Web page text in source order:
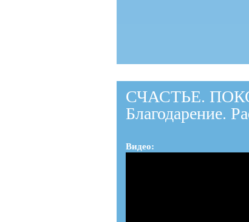
СЧАСТЬЕ.
Благодарение.
Видео: